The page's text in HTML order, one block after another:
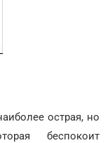
острая, но
беспокоит